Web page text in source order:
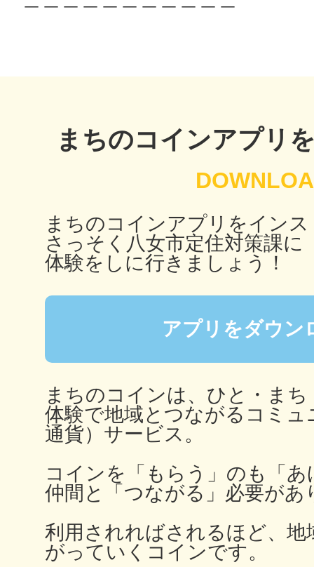
まちのコインアプリ
まちのコインアプリをイン
さっそく八女市定住対策課に
体験をしに行きましょう！
アプリをダウン
まちのコインは、ひと・ま
体験で地域とつながるコミュ
通貨）サービス。
コインを「もらう」のも「
仲間と「つながる」必要があ
利用されればされるほど、地
がっていくコインです。
シモキ
多度津
厚木
八尾
鎌倉